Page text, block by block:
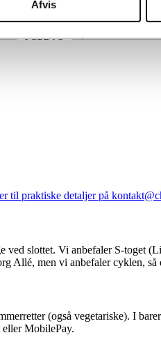
Afvis
LØRDAG
til praktiske detaljer på
ved slottet. Vi anbefaler S-
Allé, men vi anbefaler cyklen, så
(også vegetariske). I
MobilePay.